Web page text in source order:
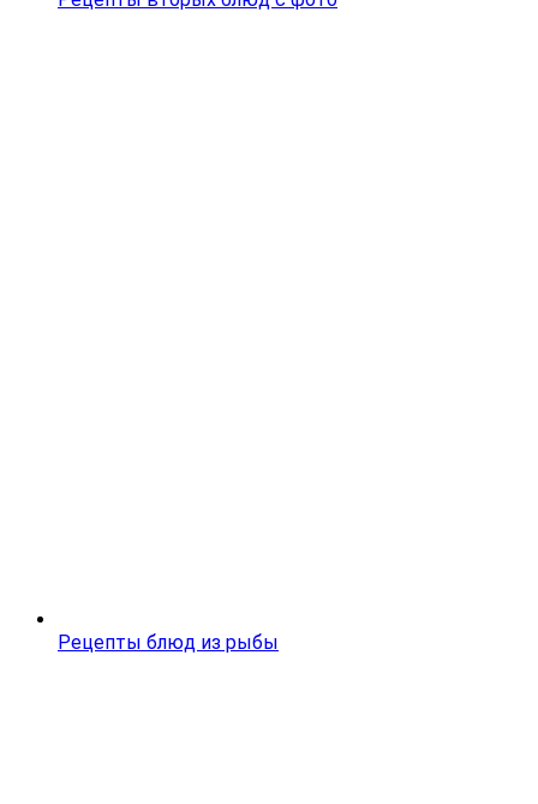
Рецепты блюд из рыбы